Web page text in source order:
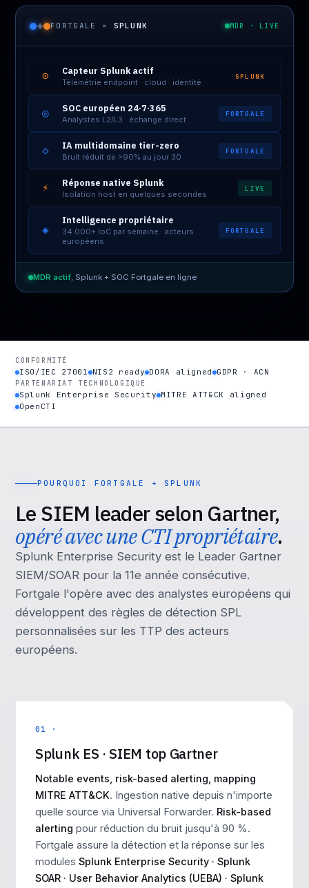
+ FORTGALE × SPLUNK MDR · LIVE
⊙ Capteur Splunk actif
Télémétrie endpoint · cloud · identité
SPLUNK
◎ SOC européen 24·7·365
Analystes L2/L3 · échange direct
FORTGALE
◇ IA multidomaine tier-zero
Bruit réduit de >90% au jour 30
FORTGALE
⚡ Réponse native Splunk
Isolation host en quelques secondes
LIVE
◈
Intelligence propriétaire
34 000+ IoC par semaine · acteurs
européens
FORTGALE
MDR actif, Splunk + SOC Fortgale en ligne
CONFORMITÉ
ISO/IEC 27001 NIS2 ready DORA aligned GDPR · ACN
PARTENARIAT TECHNOLOGIQUE
Splunk Enterprise Security MITRE ATT&CK aligned
OpenCTI
POURQUOI FORTGALE + SPLUNK
Le SIEM leader selon Gartner,
opéré avec une CTI propriétaire.
Splunk Enterprise Security est le Leader Gartner
SIEM/SOAR pour la 11e année consécutive.
Fortgale l'opère avec des analystes européens qui
développent des règles de détection SPL
personnalisées sur les TTP des acteurs
européens.
01 ·
Splunk ES · SIEM top Gartner
Notable events, risk-based alerting, mapping
MITRE ATT&CK. Ingestion native depuis n'importe
quelle source via Universal Forwarder. Risk-based
alerting pour réduction du bruit jusqu'à 90 %.
Fortgale assure la détection et la réponse sur les
modules Splunk Enterprise Security · Splunk
SOAR · User Behavior Analytics (UEBA) · Splunk